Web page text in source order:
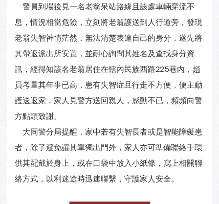
警員到場後見一名老翁呆站路緣且該處車輛穿流不
息，情況相當危險，立刻將老翁護送到人行道旁，發現
老翁失智神情茫然，無法清楚表達自己的身分，遂先將
其帶返派出所安置，並耐心詢問其姓名及查找身分資
訊，經得知該名老翁居住在轄內民族西路225巷內，趙
員考量其年事已高，患有失智症且行走不方便，便主動
護送返家，家人見警方送回親人，感動不已，頻頻向警
方點頭致謝。
大同警分局提醒，家中若有失智長者或是智能障礙患
者，除了避免讓其單獨出門外，家人亦可準備聯絡手環
供其配戴於身上，或在口袋中放入小紙條，寫上相關聯
絡方式，以利迷途時迅速聯繫，守護家人安全。